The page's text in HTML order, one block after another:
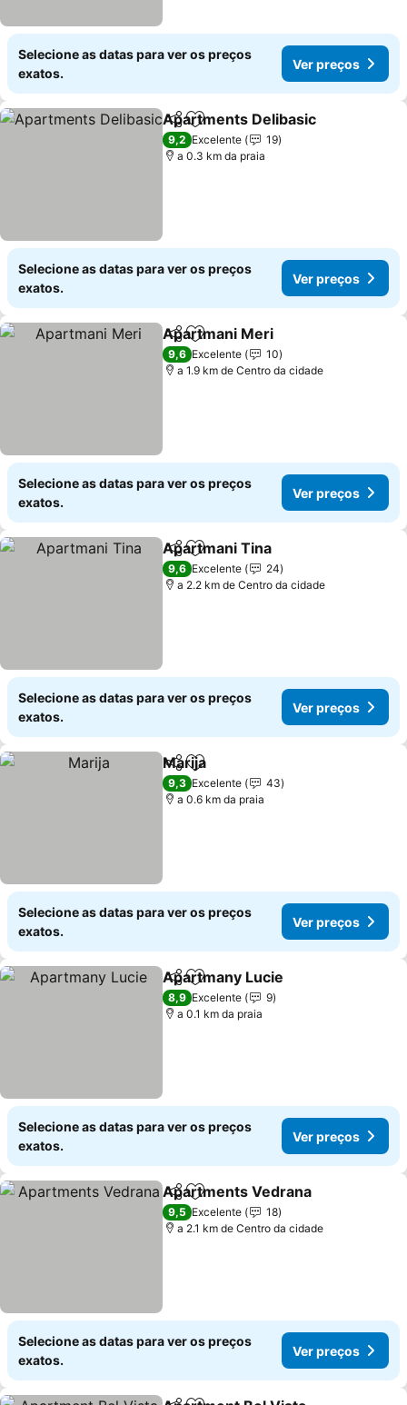
Selecione as datas para ver os preços
exatos.
Ver preços
PartilharAdicionar aos favoritos
Apartments Delibasic
9,2 Excelente
19
a 0.3 km da praia
Selecione as datas para ver os preços
exatos.
Ver preços
PartilharAdicionar aos favoritos
Apartmani Meri
9,6 Excelente
10
a 1.9 km de Centro da cidade
Selecione as datas para ver os preços
exatos.
Ver preços
PartilharAdicionar aos favoritos
Apartmani Tina
9,6 Excelente
24
a 2.2 km de Centro da cidade
Selecione as datas para ver os preços
exatos.
Ver preços
PartilharAdicionar aos favoritos
Marija
9,3 Excelente
43
a 0.6 km da praia
Selecione as datas para ver os preços
exatos.
Ver preços
PartilharAdicionar aos favoritos
Apartmany Lucie
8,9 Excelente
9
a 0.1 km da praia
Selecione as datas para ver os preços
exatos.
Ver preços
PartilharAdicionar aos favoritos
Apartments Vedrana
9,5 Excelente
18
a 2.1 km de Centro da cidade
Selecione as datas para ver os preços
exatos.
Ver preços